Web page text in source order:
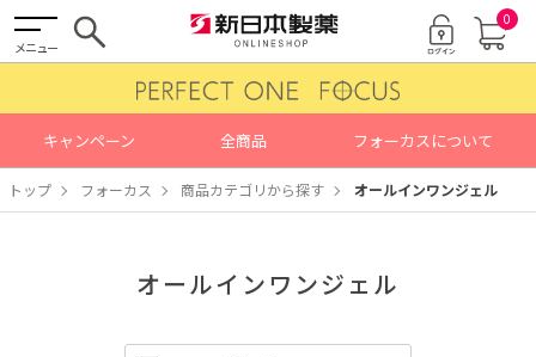
メニュー
0
キャンペーン 全商品 フォーカスについて
トップ フォーカス 商品カテゴリから探す オールインワンジェル
オールインワンジェル